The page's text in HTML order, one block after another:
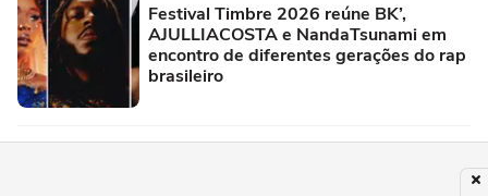
Festival Timbre 2026 reúne BK’,
AJULLIACOSTA e NandaTsunami em
encontro de diferentes gerações do rap
brasileiro